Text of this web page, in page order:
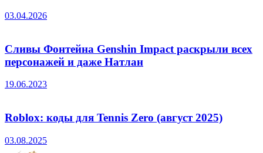
03.04.2026
Сливы Фонтейна Genshin Impact раскрыли всех
персонажей и даже Натлан
19.06.2023
Roblox: коды для Tennis Zero (август 2025)
03.08.2025